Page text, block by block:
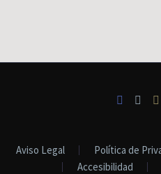
Aviso Legal Política de
Accesibilidad